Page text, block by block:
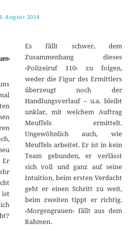
August 2014
u
s
t
2
0
1
Es fällt schwer, dem
Zusammenhang dieses
›Polizeiruf 110‹ zu folgen,
weder die Figur des Ermittlers
überzeugt noch der
Handlungsverlauf – u.a. bleibt
unklar, mit welchem Auftrag
Meuffels ermittelt.
Ungewöhnlich auch, wie
Meuffels arbeitet. Er ist in kein
Team gebunden, er verlässt
sich voll und ganz auf seine
Intuition, beim ersten Verdacht
geht er einen Schritt zu weit,
beim zweiten tippt er richtig.
›Morgengrauen‹ fällt aus dem
Rahmen.